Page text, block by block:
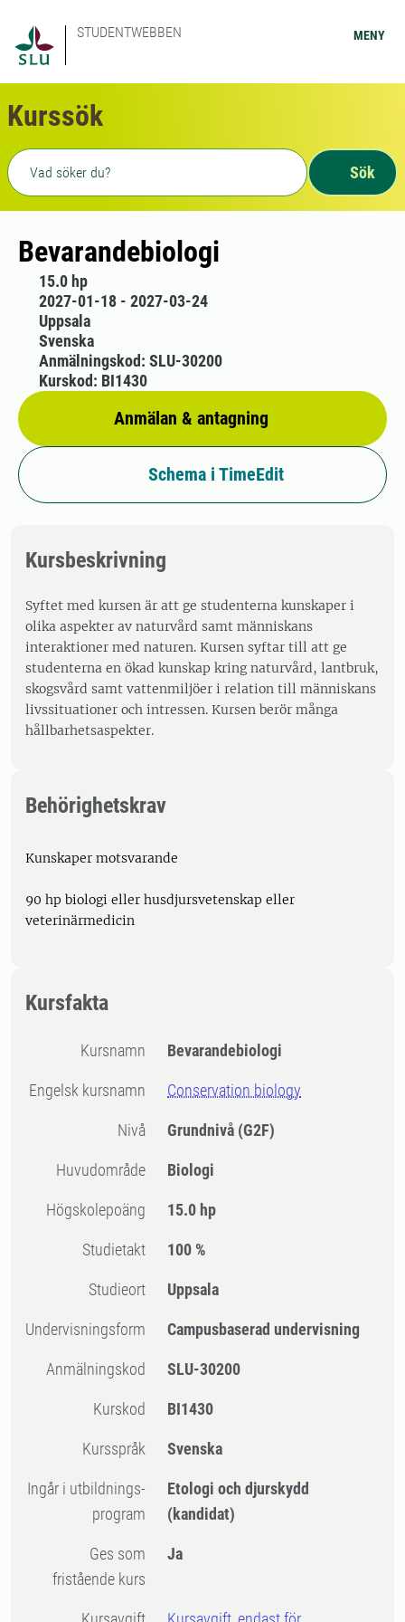
STUDENTWEBBEN MENY
Kurssök
Fritext sökning
Sök
Bevarandebiologi
15.0 hp
2027-01-18 - 2027-03-24
Uppsala
Svenska
Anmälan & antagning
Anmälningskod: SLU-30200
Kurskod: BI1430
Schema i TimeEdit
Kursbeskrivning
Syftet med kursen är att ge studenterna kunskaper i
olika aspekter av naturvård samt människans
interaktioner med naturen. Kursen syftar till att ge
studenterna en ökad kunskap kring naturvård, lantbruk,
skogsvård samt vattenmiljöer i relation till människans
livssituationer och intressen. Kursen berör många
hållbarhetsaspekter.
Behörighetskrav
Kunskaper motsvarande
90 hp biologi eller husdjursvetenskap eller
veterinärmedicin
Kursfakta
Kursnamn Bevarandebiologi
Engelsk kursnamn Conservation biology
Nivå Grundnivå (G2F)
Huvudområde Biologi
högskolepoäng 15.0 hp
Studietakt 100 %
Studieort Uppsala
Undervisningsform Campusbaserad undervisning
Anmälningskod SLU-30200
Kurskod BI1430
Kursspråk Svenska
Ingår i utbildnings-
program
Etologi och djurskydd
(kandidat)
Ges som
fristående kurs
Ja